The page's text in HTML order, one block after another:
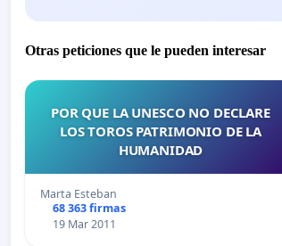
Otras peticiones que le pueden interesar
POR QUE LA UNESCO NO DECLARE
LOS TOROS PATRIMONIO DE LA
HUMANIDAD
Marta Esteban
68 363 firmas
19 Mar 2011